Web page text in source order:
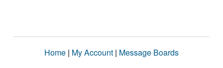
Home | My Account | Message Boards